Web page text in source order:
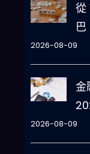
從
2026-08-09
金
2026-08-09